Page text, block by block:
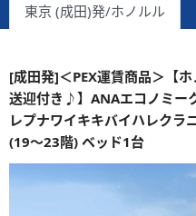
東京 (成田)発/ホノルル
[成田発]＜PEX運賃商品＞【
送迎付き♪】ANAエコノミー
レプナワイキキバイハレクラ
(19～23階) ベッド1台